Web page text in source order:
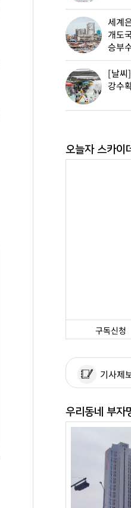
세계
개도
승부
[날
강수
오늘자 스카이
구독신청
기사제
우리동네 부자